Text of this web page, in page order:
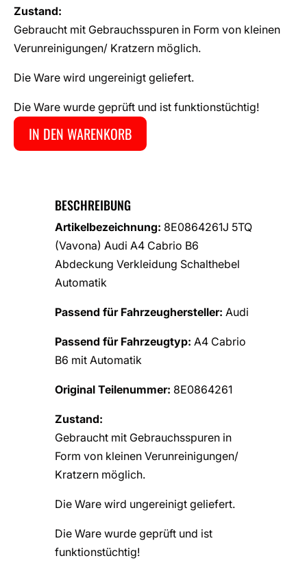
Zustand:
Gebraucht mit Gebrauchsspuren in Form von kleinen
Verunreinigungen/ Kratzern möglich.
Die Ware wird ungereinigt geliefert.
Die Ware wurde geprüft und ist funktionstüchtig!
IN DEN WARENKORB
BESCHREIBUNG
Artikelbezeichnung: 8E0864261J 5TQ
(Vavona) Audi A4 Cabrio B6
Abdeckung Verkleidung Schalthebel
Automatik
Passend für Fahrzeughersteller: Audi
Passend für Fahrzeugtyp: A4 Cabrio
B6 mit Automatik
Original Teilenummer: 8E0864261
Zustand:
Gebraucht mit Gebrauchsspuren in
Form von kleinen Verunreinigungen/
Kratzern möglich.
Die Ware wird ungereinigt geliefert.
Die Ware wurde geprüft und ist
funktionstüchtig!